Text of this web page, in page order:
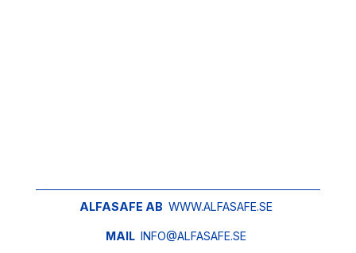
ALFASAFE AB WWW.ALFASAFE.SE
MAIL INFO@ALFASAFE.SE